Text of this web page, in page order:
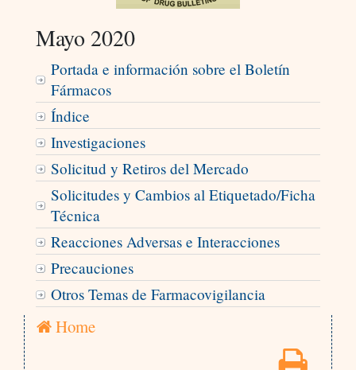
Mayo 2020
Portada e información sobre el Boletín
Fármacos
Índice
Investigaciones
Solicitud y Retiros del Mercado
Solicitudes y Cambios al Etiquetado/Ficha
Técnica
Reacciones Adversas e Interacciones
Precauciones
Otros Temas de Farmacovigilancia
Home